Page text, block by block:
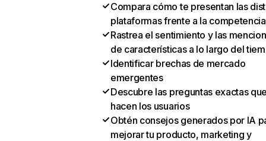
Compara cómo te presentan las
plataformas frente a la competencia
Rastrea el sentimiento y las
de características a lo largo del
Identificar brechas de mercado
emergentes
Descubre las preguntas exactas
hacen los usuarios
Obtén consejos generados por IA
mejorar tu producto, marketing y